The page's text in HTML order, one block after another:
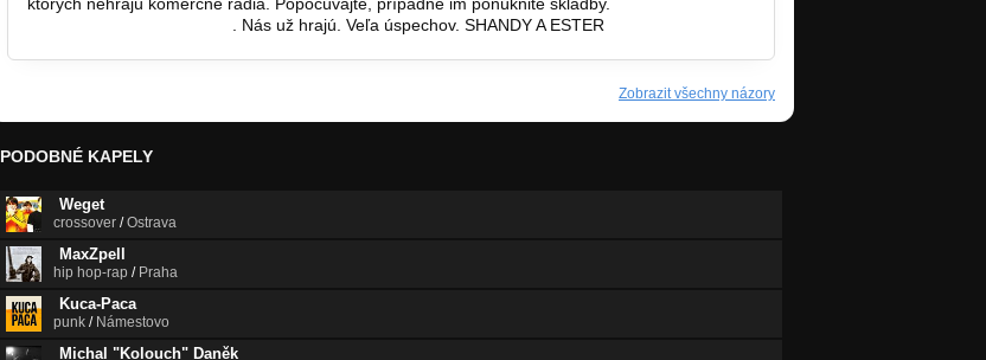
. Nás už hrajú. Veľa úspechov. SHANDY A ESTER
Zobrazit všechny názory
PODOBNÉ KAPELY
Weget
crossover /Ostrava
MaxZpell
hip hop-rap / Praha
Kuca-Paca
punk / Námestovo
Michal "Kolouch" Daněk